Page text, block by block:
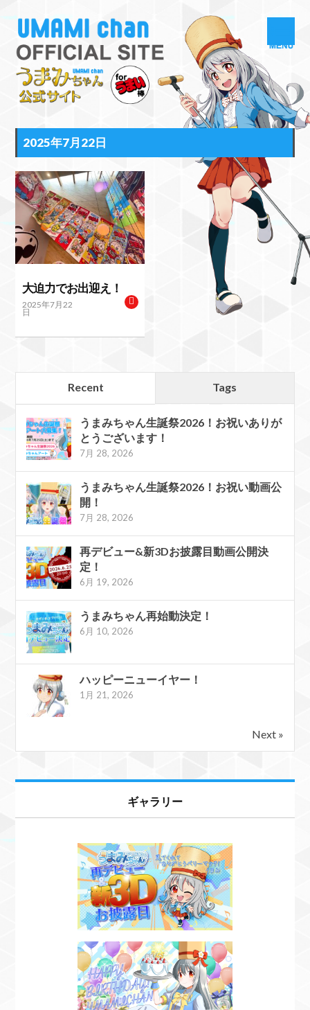
2025年7月22日
大迫力でお出迎え！
2025年7月22
日
Recent Tags
うまみちゃん生誕祭2026！お祝いありが
とうございます！
7月 28, 2026
うまみちゃん生誕祭2026！お祝い動画公
開！
7月 28, 2026
再デビュー&新3Dお披露目動画公開決
定！
6月 19, 2026
うまみちゃん再始動決定！
6月 10, 2026
ハッピーニューイヤー！
1月 21, 2026
Next »
ギャラリー